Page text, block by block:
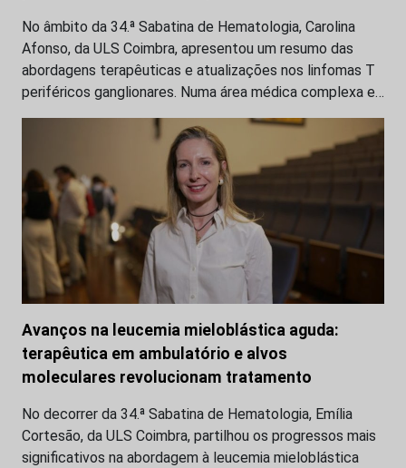
No âmbito da 34.ª Sabatina de Hematologia, Carolina
Afonso, da ULS Coimbra, apresentou um resumo das
abordagens terapêuticas e atualizações nos linfomas T
periféricos ganglionares. Numa área médica complexa e…
Avanços na leucemia mieloblástica aguda:
terapêutica em ambulatório e alvos
moleculares revolucionam tratamento
No decorrer da 34.ª Sabatina de Hematologia, Emília
Cortesão, da ULS Coimbra, partilhou os progressos mais
significativos na abordagem à leucemia mieloblástica